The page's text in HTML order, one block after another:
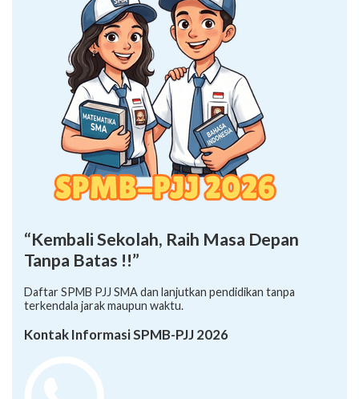
“Kembali Sekolah, Raih Masa Depan
Tanpa Batas !!”
Daftar SPMB PJJ SMA dan lanjutkan pendidikan tanpa
terkendala jarak maupun waktu.
Kontak Informasi SPMB-PJJ 2026